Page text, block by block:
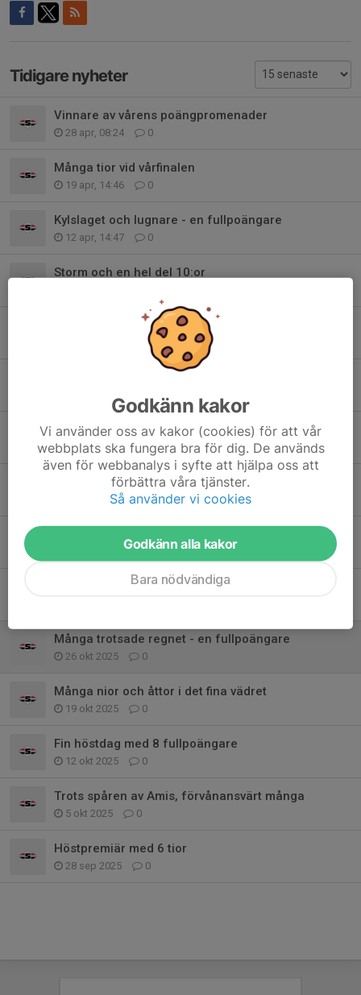
Tidigare nyheter
Vinnare av vårens poängpromenader
28 apr, 08:24 0
Många tior vid vårfinalen
19 apr, 14:46 0
Kylslaget och lugnare - en fullpoängare
12 apr, 14:47 0
Storm och en hel del 10:or
15 stycken 10:or och 6 fick bingo
0
Solen tittade fram - 11 st hade 10 rätt
Vårpremiär med 6 st fullpoängare
15 mar, 14:35 0
Premiär för vårens Poängpromenader den 15 mars
12 mar, 07:14 0
0
Regn på sista omgången - 4 med 10 rätt
Många trotsade regnet - en fullpoängare
26 okt 2025 0
Många nior och åttor i det fina vädret
19 okt 2025 0
Fin höstdag med 8 fullpoängare
12 okt 2025 0
Trots spåren av Amis, förvånansvärt många
5 okt 2025 0
Höstpremiär med 6 tior
28 sep 2025 0
Godkänn kakor
Vi använder oss av kakor (cookies) för att vår
webbplats ska fungera bra för dig. De används
även för webbanalys i syfte att hjälpa oss att
förbättra våra tjänster.
Så använder vi cookies
Godkänn alla kakor
Bara nödvändiga